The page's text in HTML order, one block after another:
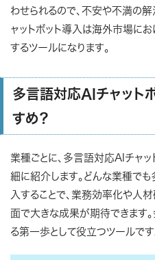
わせられるので、不安や不満の
ャットボット導入は海外市場に
するツールになります。
多言語対応AIチャット
すめ？
業種ごとに、多言語対応AIチャ
細に紹介します。どんな業種で
入することで、業務効率化や人
面で大きな成果が期待できます
る第一歩として役立つツールです